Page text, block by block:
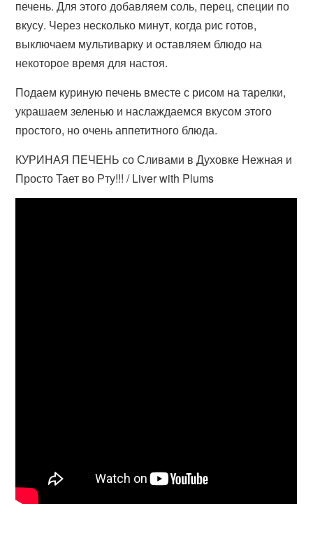
печень. Для этого добавляем соль, перец, специи по
вкусу. Через несколько минут, когда рис готов,
выключаем мультиварку и оставляем блюдо на
некоторое время для настоя.
Подаем куриную печень вместе с рисом на тарелки,
украшаем зеленью и наслаждаемся вкусом этого
простого, но очень аппетитного блюда.
КУРИНАЯ ПЕЧЕНЬ со Сливами в Духовке Нежная и
Просто Тает во Рту!!! / Liver with Plums